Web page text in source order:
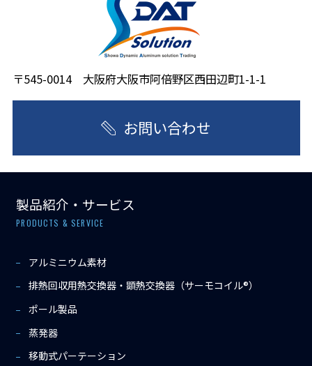
〒545-0014 大阪府大阪市阿倍野区西田辺町1-1-1
お問い合わせ
製品紹介・サービス
PRODUCTS & SERVICE
アルミニウム素材
排熱回収用熱交換器・顕熱交換器（サーモコイル®）
ポール製品
蒸発器
移動式パーテーション